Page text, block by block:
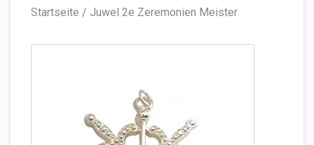
Startseite / Juwel 2e Zeremonien Meister